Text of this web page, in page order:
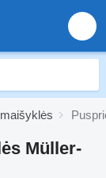
Müller-